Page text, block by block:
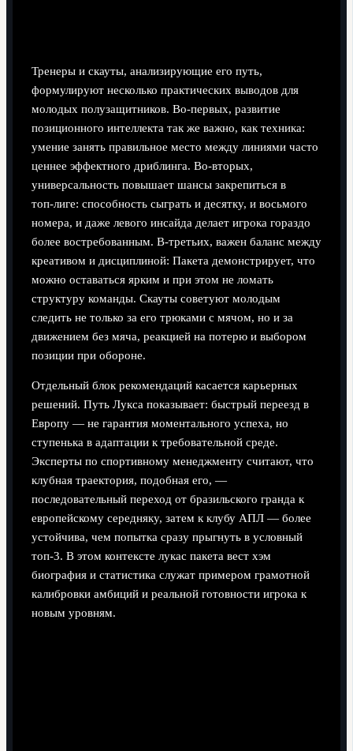
Тренеры и скауты, анализирующие его путь,
формулируют несколько практических выводов для
молодых полузащитников. Во‑первых, развитие
позиционного интеллекта так же важно, как техника:
умение занять правильное место между линиями часто
ценнее эффектного дриблинга. Во‑вторых,
универсальность повышает шансы закрепиться в
топ‑лиге: способность сыграть и десятку, и восьмого
номера, и даже левого инсайда делает игрока гораздо
более востребованным. В‑третьих, важен баланс между
креативом и дисциплиной: Пакета демонстрирует, что
можно оставаться ярким и при этом не ломать
структуру команды. Скауты советуют молодым
следить не только за его трюками с мячом, но и за
движением без мяча, реакцией на потерю и выбором
позиции при обороне.
Отдельный блок рекомендаций касается карьерных
решений. Путь Лукса показывает: быстрый переезд в
Европу — не гарантия моментального успеха, но
ступенька в адаптации к требовательной среде.
Эксперты по спортивному менеджменту считают, что
клубная траектория, подобная его, —
последовательный переход от бразильского гранда к
европейскому середняку, затем к клубу АПЛ — более
устойчива, чем попытка сразу прыгнуть в условный
топ‑3. В этом контексте лукас пакета вест хэм
биография и статистика служат примером грамотной
калибровки амбиций и реальной готовности игрока к
новым уровням.